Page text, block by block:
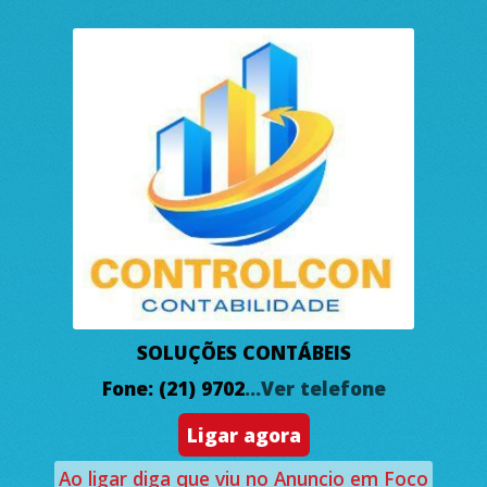
SOLUÇÕES CONTÁBEIS
Fone: (21) 9702...Ver telefone
Ligar agora
Ao ligar diga que viu no Anuncio em Foco